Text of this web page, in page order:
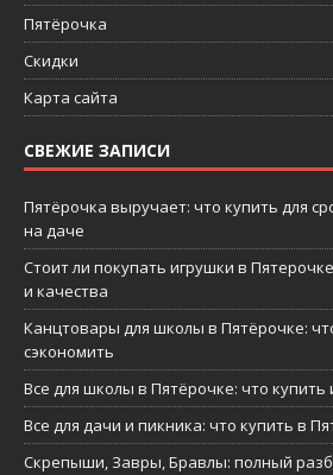
Пятёрочка
Скидки
Карта сайта
СВЕЖИЕ ЗАПИСИ
Пятёрочка выручает: что купить для
на даче
Стоит ли покупать игрушки в
и качества
Канцтовары для школы в Пятёрочке:
сэкономить
Все для школы в Пятёрочке: что купить
Все для дачи и пикника: что купить в
Скрепыши, Завры, Бравлы: полный